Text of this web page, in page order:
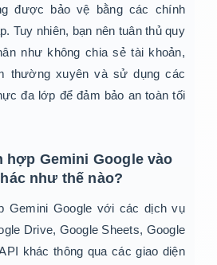
được bảo vệ bằng các chính
Tuy nhiên, bạn nên tuân thủ quy
như không chia sẻ tài khoản,
thường xuyên và sử dụng các
đa lớp để đảm bảo an toàn tối
hợp Gemini Google vào
như thế nào?
Gemini Google với các dịch vụ
Drive, Google Sheets, Google
khác thông qua các giao diện